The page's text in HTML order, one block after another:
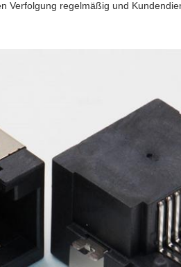
Verfolgung regelmäßig und